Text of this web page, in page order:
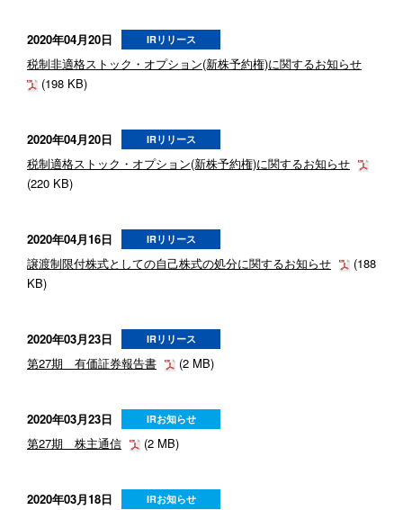
2020年04月20日 IRリリース
税制非適格ストック・オプション(新株予約権)に関するお知らせ
(198 KB)
2020年04月20日 IRリリース
税制適格ストック・オプション(新株予約権)に関するお知らせ
(220 KB)
2020年04月16日 IRリリース
譲渡制限付株式としての自己株式の処分に関するお知らせ
(188
KB)
2020年03月23日 IRリリース
第27期 有価証券報告書 (2 MB)
2020年03月23日 IRお知らせ
第27期 株主通信 (2 MB)
2020年03月18日 IRお知らせ